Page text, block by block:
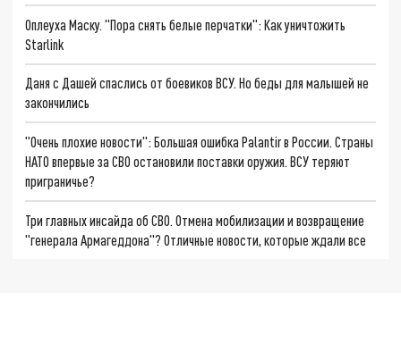
Оплеуха Маску. "Пора снять белые перчатки": Как уничтожить
Starlink
Даня с Дашей спаслись от боевиков ВСУ. Но беды для малышей не
закончились
"Очень плохие новости": Большая ошибка Palantir в России. Страны
НАТО впервые за СВО остановили поставки оружия. ВСУ теряют
приграничье?
Три главных инсайда об СВО. Отмена мобилизации и возвращение
"генерала Армагеддона"? Отличные новости, которые ждали все